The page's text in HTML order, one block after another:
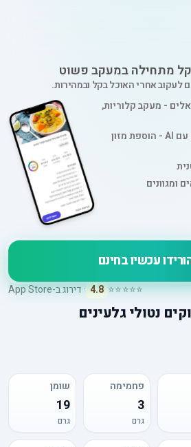
מתחילה במעקב פשוט
לעקוב אחרי האוכל בקל ובמהירות.
ישראלים - מעקב קלוריות,
סריקת ברקוד וצילום מנה עם AI - הוספת מזון
עכשיו בחינם
⭐⭐⭐⭐⭐
4.8 · דירוג ב-App Store
נטולי גלעינים
פחמימה
3
גרם
שומן
19
גרם